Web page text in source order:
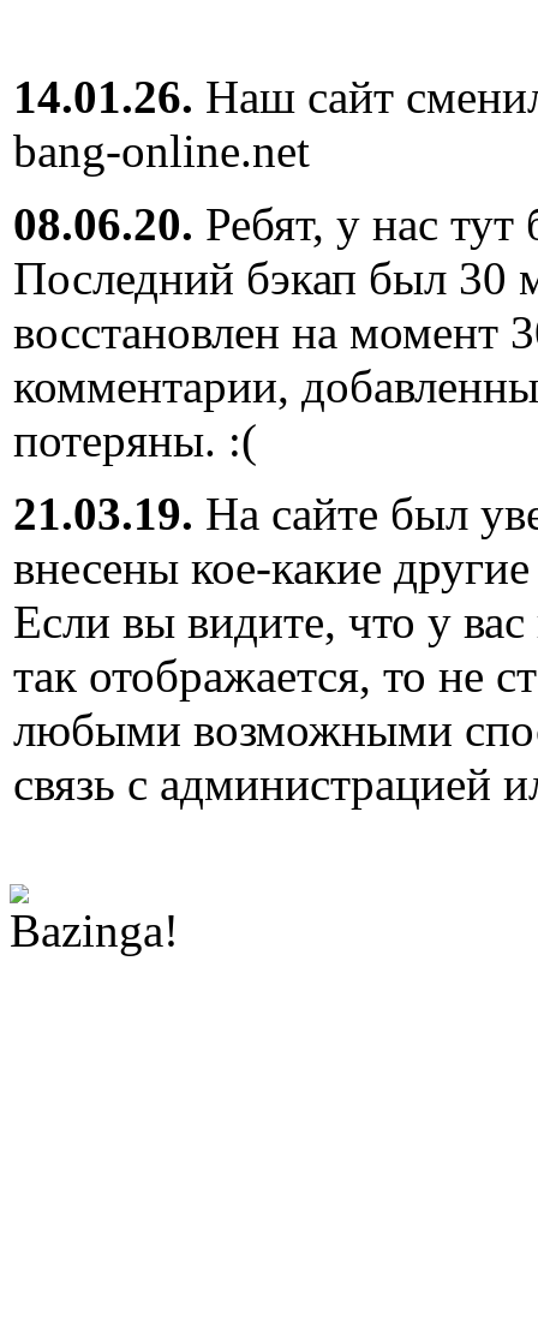
14.01.26. Наш сайт
bang-online.net
08.06.20. Ребят, у нас
Последний бэкап был 30
восстановлен на
комментарии,
потеряны. :(
21.03.19. На сайте был
внесены кое-какие
Если вы видите, что у
так отображается, то не
любыми возможными
связь с администрацией